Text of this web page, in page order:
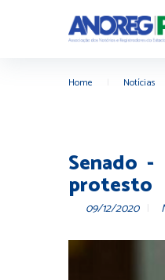
Home Notícias
Senado
protesto
09/12/2020